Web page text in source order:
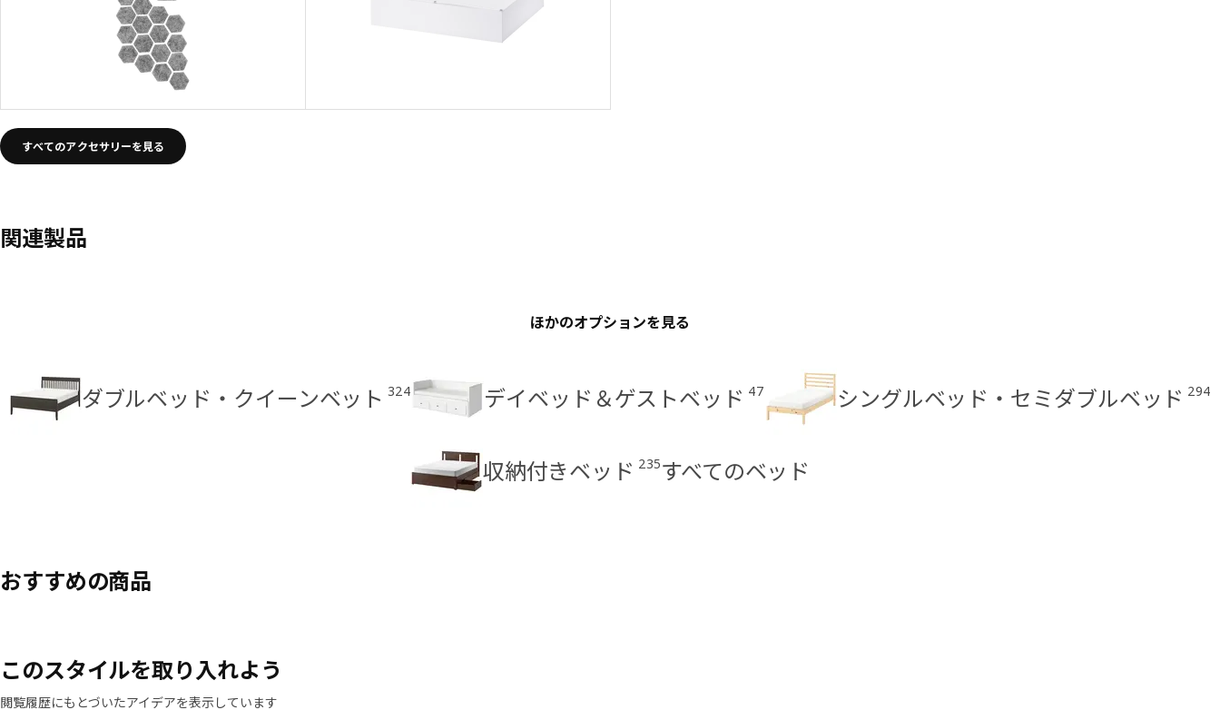
すべてのアクセサリーを見る
関連製品
ほかのオプションを見る
ダブルベッド・クイーンベット 324 デイベッド＆ゲストベッド 47 シングルベッド・セミダブルベッド 294
収納付きベッド 235すべてのベッド
おすすめの商品
このスタイルを取り入れよう
閲覧履歴にもとづいたアイデアを表示しています